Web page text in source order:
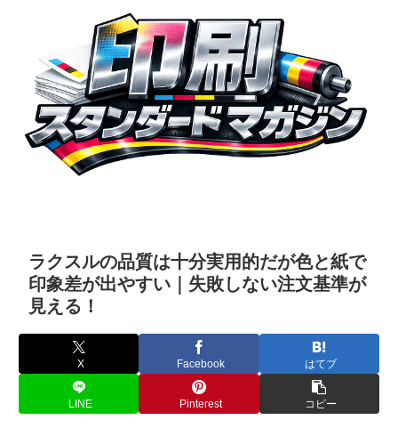
ラクスルの品質は十分実用的だが色と紙で
印象差が出やすい｜失敗しない注文基準が
見える！
X Facebook はてブ
LINE Pinterest コピー